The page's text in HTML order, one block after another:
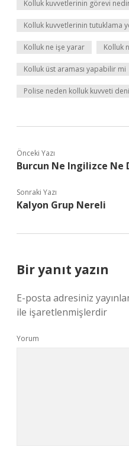
Kolluk kuvvetlerinin görevi
Kolluk kuvvetlerinin tutuklama
Kolluk ne işe yarar Kolluk
Kolluk üst araması yapabilir mi
Polise neden kolluk kuvveti
Önceki Yazı
Burcun Ne Ingilizce Ne
Sonraki Yazı
Kalyon Grup Nereli
Bir yanıt yazın
E-posta adresiniz
ile işaretlenmişlerdir
Yorum